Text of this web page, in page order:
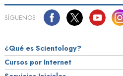
SÍGUENOS
¿Qué es Scientology?
Cursos por Internet